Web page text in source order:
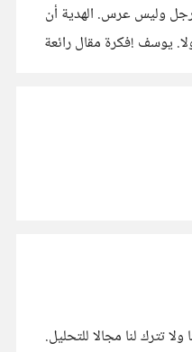
رجل وليس عرس. الهدية أن
يوسف !فكرة مقال رائعة
ولا تترك لنا مجالا للتحليل.